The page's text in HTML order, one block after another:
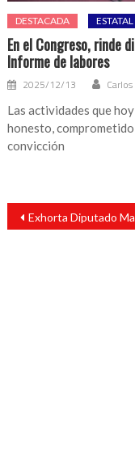
DESTACADA ESTATAL
En el Congreso, rinde
Informe de labores
2025/12/13
Las actividades que
honesto,
convicción
Navegación
entradas
Exhorta Diputado Magdaleno Rosales Torres a Presidente Municipal de Cuitlahuac atender demandas de pobladores inconformes por falta de